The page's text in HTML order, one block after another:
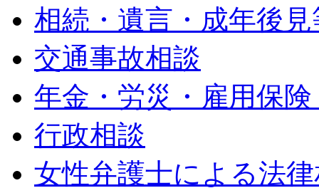
相続・遺言・成年後
交通事故相談
年金・労災・雇用保
行政相談
女性弁護士による法